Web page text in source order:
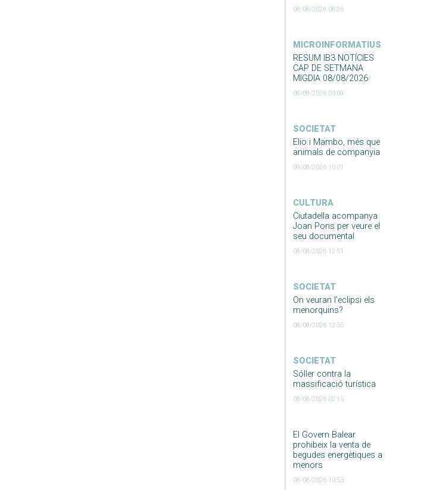
08/08/2026 08:26
MICROINFORMATIUS
RESUM IB3 NOTÍCIES
CAP DE SETMANA
MIGDIA 08/08/2026
08/08/2026 03:09
SOCIETAT
Elio i Mambo, més que
animals de companyia
09/08/2026 10:01
CULTURA
Ciutadella acompanya
Joan Pons per veure el
seu documental
08/08/2026 12:51
SOCIETAT
On veuran l’eclipsi els
menorquins?
08/08/2026 12:55
SOCIETAT
Sóller contra la
massificació turística
08/08/2026 02:15
El Govern Balear
prohibeix la venta de
begudes energètiques a
menors
08/08/2026 10:53